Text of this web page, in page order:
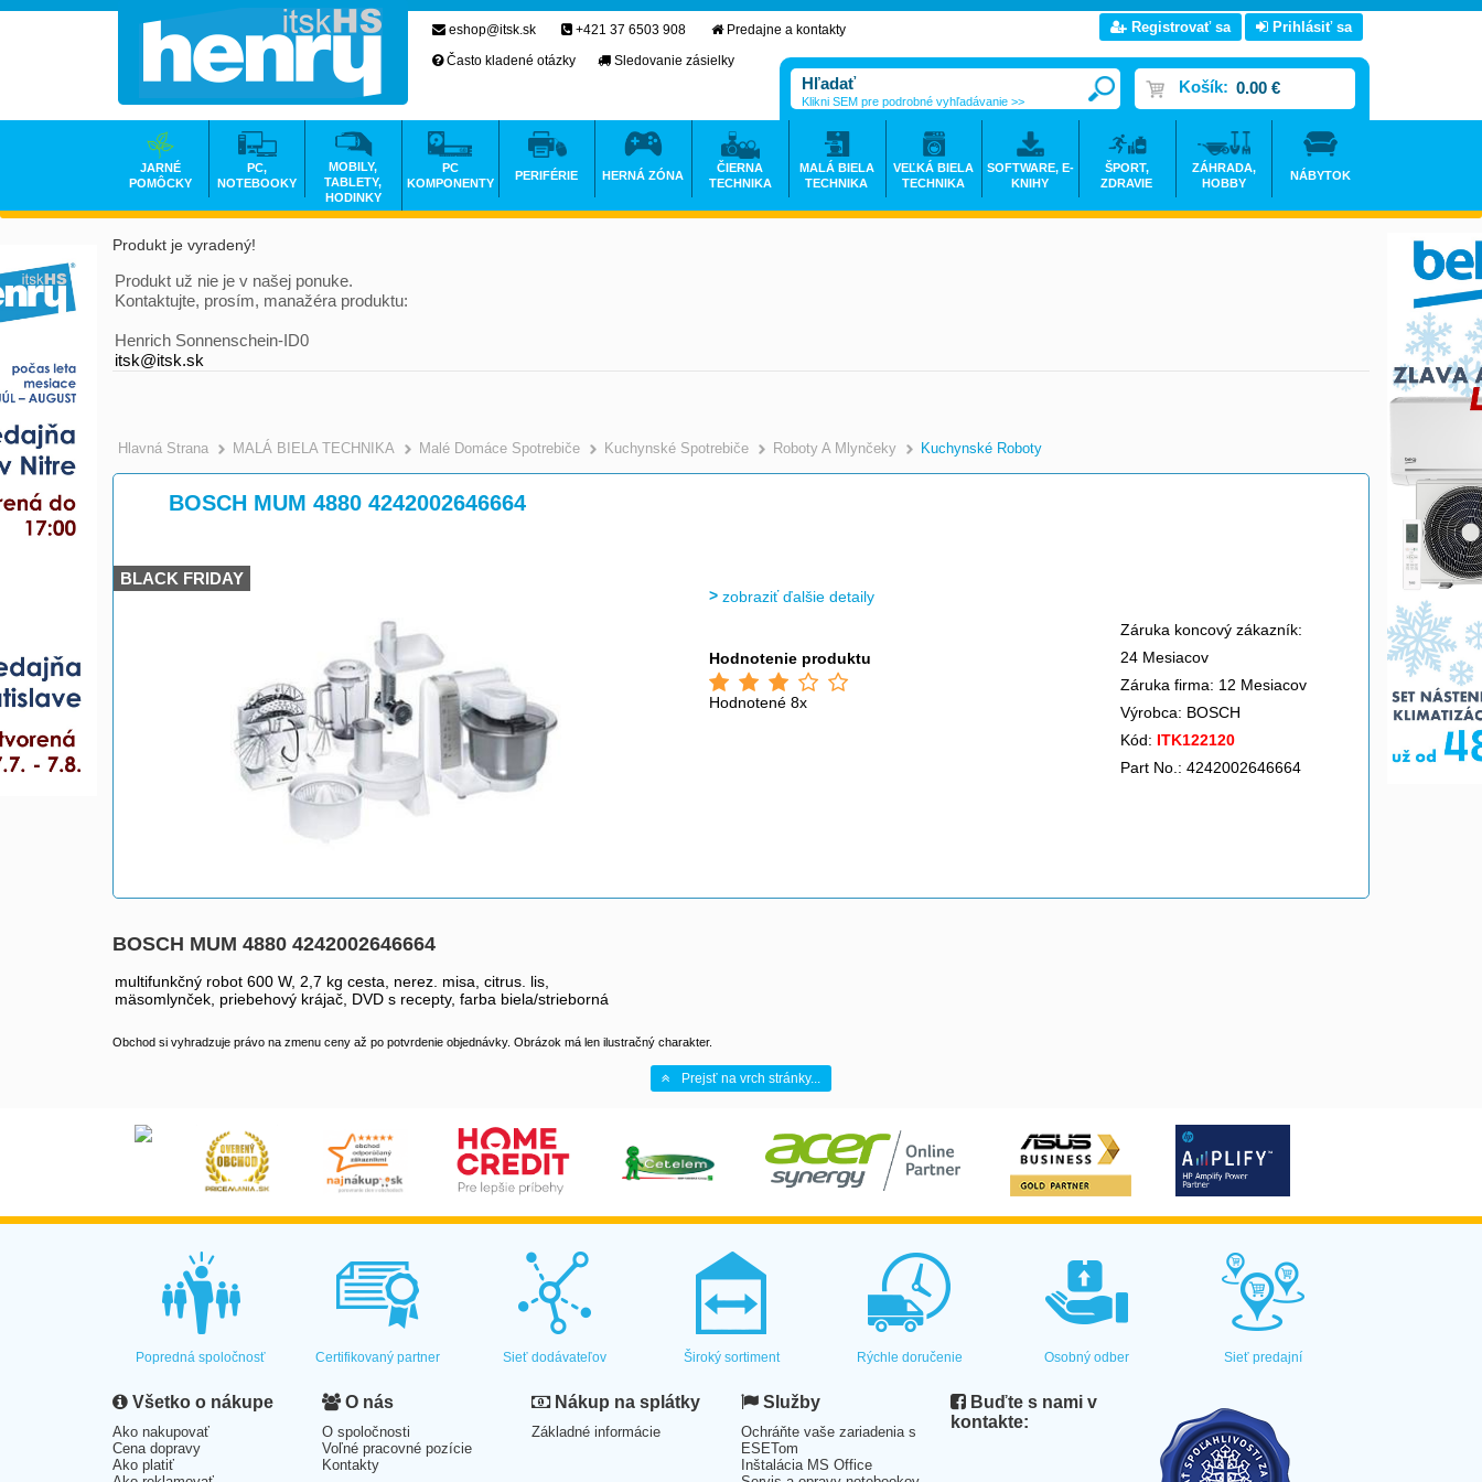
Produkt je vyradený!
Produkt už nie je v našej ponuke.
Kontaktujte, prosím, manažéra produktu:
Henrich Sonnenschein-ID0
itsk@itsk.sk
Hlavná Strana >
MALÁ BIELA TECHNIKA >
Malé Domáce Spotrebiče >
Kuchynské Spotrebiče >
Roboty A Mlynčeky Kuchynské Roboty
BOSCH MUM 4880 4242002646664
BLACK FRIDAY
zobraziť ďalšie detaily
Hodnotenie produktu
Hodnotené 8x
Záruka koncový zákazník:
24 Mesiacov
Záruka firma: 12 Mesiacov
Výrobca: BOSCH
Kód: ITK122120
Part No.: 4242002646664
BOSCH MUM 4880 4242002646664
multifunkčný robot 600 W, 2,7 kg cesta, nerez. misa, citrus. lis,
mäsomlynček, priebehový krájač, DVD s recepty, farba biela/strieborná
Obchod si vyhradzuje právo na zmenu ceny až po potvrdenie objednávky. Obrázok má len ilustračný charakter.
Prejsť na vrch stránky...
eshop@itsk.sk +421 37 6503 908
Predajne a kontakty
Často kladené otázky
Sledovanie zásielky
Registrovať sa Prihlásiť sa
Košík: 0.00 €
Klikni SEM pre podrobné vyhľadávanie >>
JARNÉ
POMÔCKY
PC,
NOTEBOOKY
MOBILY,
TABLETY,
HODINKY
PC
KOMPONENTY
PERIFÉRIE HERNÁ ZÓNA
ČIERNA
TECHNIKA
MALÁ BIELA
TECHNIKA
VEĽKÁ BIELA
TECHNIKA
SOFTWARE, E-
KNIHY
ŠPORT,
ZDRAVIE
ZÁHRADA,
HOBBY
NÁBYTOK
Popredná spoločnosť Certifikovaný partner Sieť dodávateľov Široký sortiment Rýchle doručenie Osobný odber Sieť predajní
Všetko o nákupe
Ako nakupovať
Cena dopravy
Ako platiť
O nás
O spoločnosti
Voľné pracovné pozície
Kontakty
Nákup na splátky
Základné informácie
Služby
Ochráňte vaše zariadenia s
ESETom
Inštalácia MS Office
Buďte s nami v
kontakte: